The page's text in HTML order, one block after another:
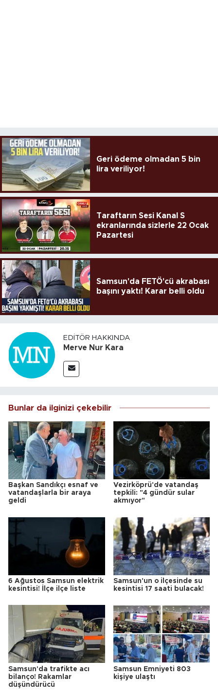
Geri ödeme olmadan 5 bin
lira veriliyor!
Taraftarın Sesi Kanal S
ekranlarında sizlerle 22 Ocak
Pazartesi
Samsun'da FETÖ'cü akrabası
başını yaktı! Karar belli oldu
EDITÖR HAKKINDA
Merve Nur Kara
Bunlar da ilginizi çekebilir
Başkan Sandıkçı esnaf ve
vatandaşlarla bir araya
geldi
Vezirköprü'de vatandaş
tepkili: "4 gündür sular
akmıyor"
6 Ağustos Samsun elektrik
kesintisi! İlçe ilçe liste
Samsun'un o ilçesinde su
kesintisi 17 saati bulacak!
Samsun'da trafikte acı
bilanço! Rakamlar
düşündürücü
Samsun Emniyeti 803
kişiye ulaştı